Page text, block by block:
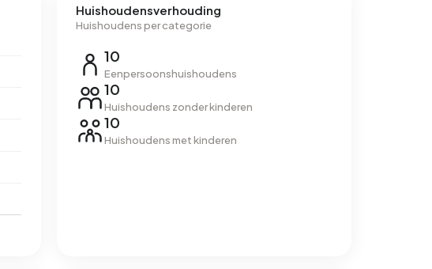
Huishoudensverhouding
Huishoudens per categorie
10
Eenpersoonshuishoudens
10
Huishoudens zonder kinderen
10
Huishoudens met kinderen